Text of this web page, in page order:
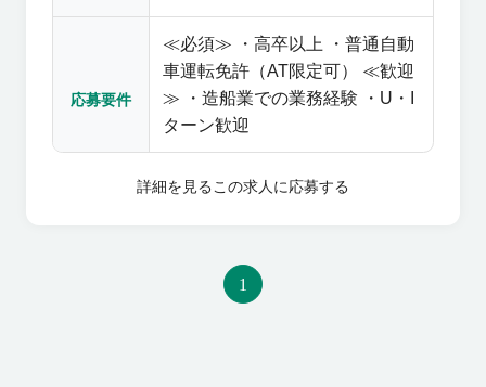
作業もご担当いただきます。
応募要件
≪必須≫ ・高卒以上 ・普通自動
車運転免許（AT限定可） ≪歓迎
≫ ・造船業での業務経験 ・U・I
ターン歓迎
詳細を見る この求人に応募する
1